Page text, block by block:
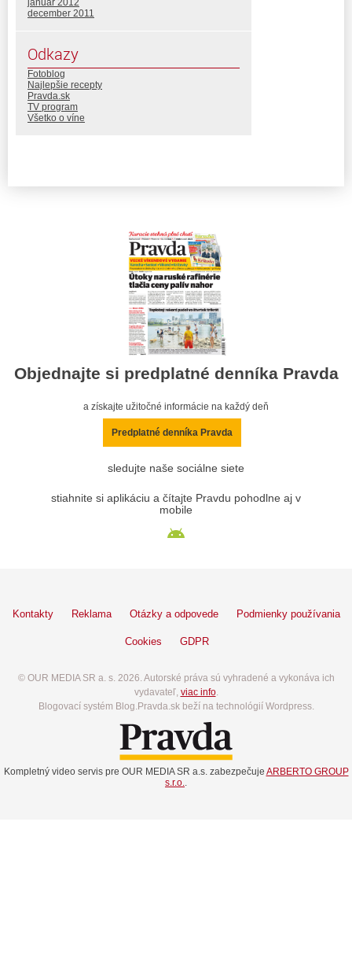
december 2011
Odkazy
Fotoblog
Najlepšie recepty
Pravda.sk
TV program
Všetko o víne
Objednajte si predplatné denníka Pravda
a získajte užitočné informácie na každý deň
Predplatné denníka Pravda
sledujte naše sociálne siete
stiahnite si aplikáciu a čítajte Pravdu pohodlne aj v
mobile
Kontakty Reklama Otázky a odpovede Podmienky používania
Cookies GDPR
© OUR MEDIA SR a. s. 2026. Autorské práva sú vyhradené a vykonáva ich
vydavateľ, viac info.
Blogovací systém Blog.Pravda.sk beží na technológií Wordpress.
Kompletný video servis pre OUR MEDIA SR a.s. zabezpečuje ARBERTO GROUP
s.r.o..